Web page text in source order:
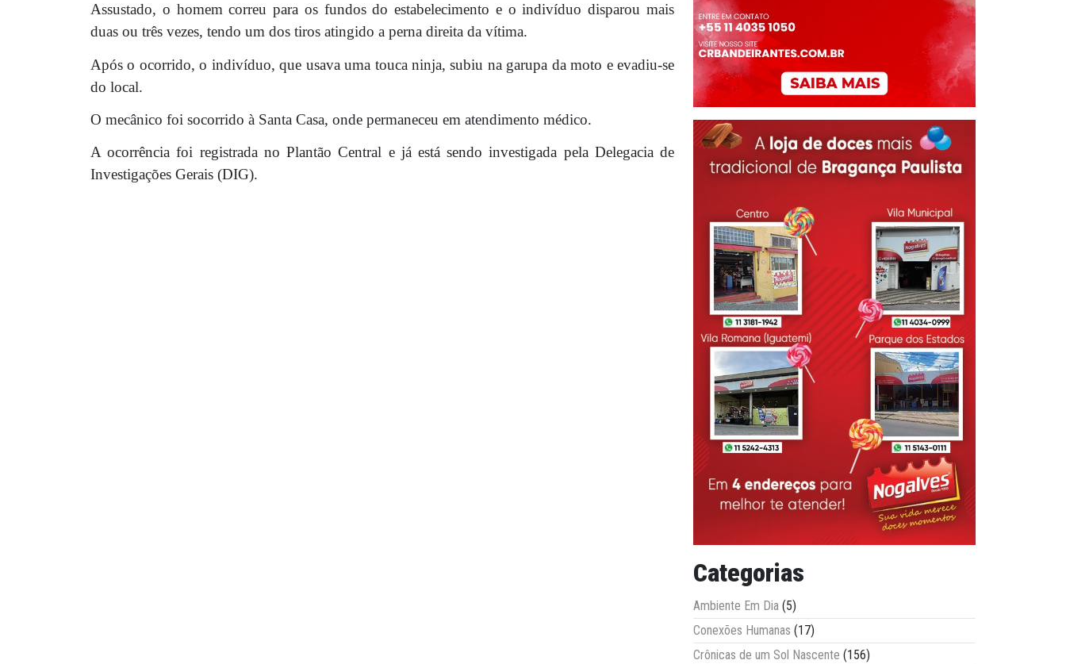
Assustado, o homem correu para os fundos do estabelecimento e o indivíduo disparou mais
duas ou três vezes, tendo um dos tiros atingido a perna direita da vítima.
Após o ocorrido, o indivíduo, que usava uma touca ninja, subiu na garupa da moto e evadiu-se
do local.
O mecânico foi socorrido à Santa Casa, onde permaneceu em atendimento médico.
A ocorrência foi registrada no Plantão Central e já está sendo investigada pela Delegacia de
Investigações Gerais (DIG).
Categorias
Ambiente Em Dia (5)
Conexões Humanas (17)
Crônicas de um Sol Nascente (156)